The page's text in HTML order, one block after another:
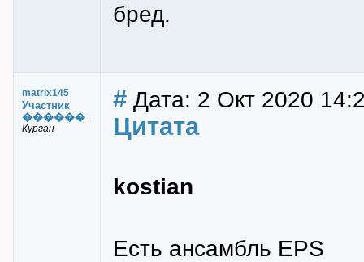
бред.
matrix145
Участник
������
Курган
# Дата: 2 Окт 2020
Цитата
kostian
Есть ансамбль EPS